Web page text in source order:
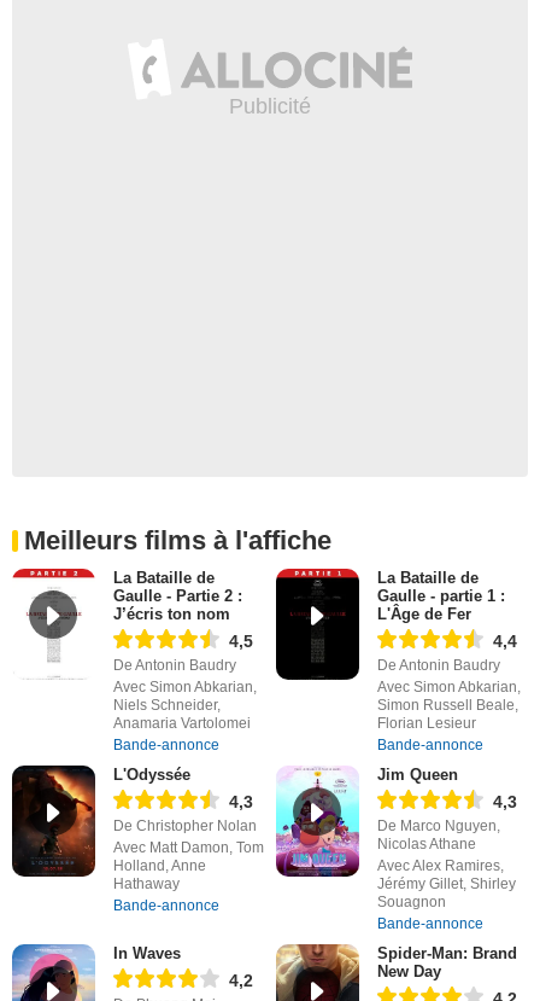
Meilleurs films à l'affiche
La Bataille de
Gaulle - Partie 2 :
J’écris ton nom
4,5
De Antonin Baudry
Avec Simon Abkarian,
Niels Schneider,
Anamaria Vartolomei
Bande-annonce
La Bataille de
Gaulle - partie 1 :
L'Âge de Fer
4,4
De Antonin Baudry
Avec Simon Abkarian,
Simon Russell Beale,
Florian Lesieur
Bande-annonce
L'Odyssée
4,3
De Christopher Nolan
Avec Matt Damon, Tom
Holland, Anne
Hathaway
Bande-annonce
Jim Queen
4,3
De Marco Nguyen,
Nicolas Athane
Avec Alex Ramires,
Jérémy Gillet, Shirley
Souagnon
Bande-annonce
In Waves
4,2
Spider-Man: Brand
New Day